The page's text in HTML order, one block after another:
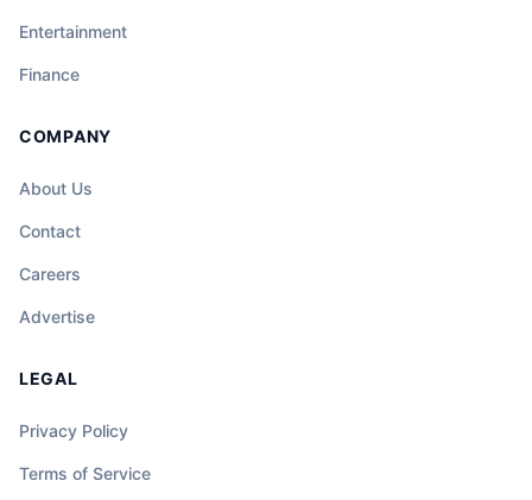
Entertainment
Finance
COMPANY
About Us
Contact
Careers
Advertise
LEGAL
Privacy Policy
Terms of Service